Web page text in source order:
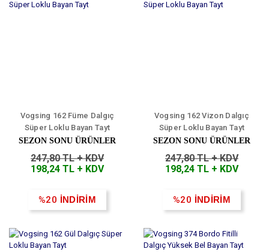
Vogsing 162 Füme Dalgıç
Süper Loklu Bayan Tayt
SEZON SONU ÜRÜNLER
247,80 TL + KDV
198,24 TL + KDV
%20 İNDİRİM
Vogsing 162 Vizon Dalgıç
Süper Loklu Bayan Tayt
SEZON SONU ÜRÜNLER
247,80 TL + KDV
198,24 TL + KDV
%20 İNDİRİM